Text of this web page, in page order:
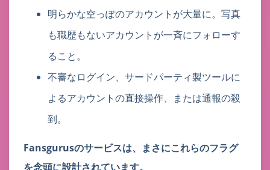
明らかな空っぽのアカウントが大量に。写真
も職歴もないアカウントが一斉にフォローす
ること。
不審なログイン、サードパーティ製ツールに
よるアカウントの直接操作、または通報の殺
到。
Fansgurusのサービスは、まさにこれらのフラグ
を念頭に設計されています。